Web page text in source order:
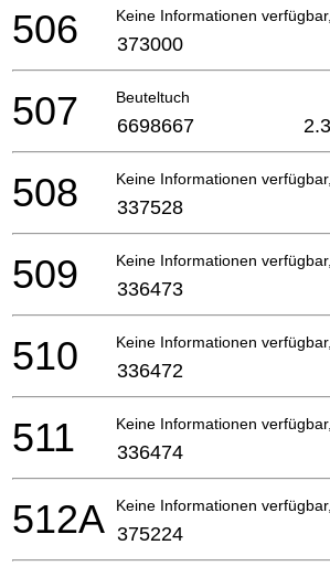
Keine Informationen
506 373000
Beuteltuch
507 6698667
Keine Informationen
508 337528
Keine Informationen
509 336473
Keine Informationen
510 336472
Keine Informationen
511 336474
Keine Informationen
512A 375224